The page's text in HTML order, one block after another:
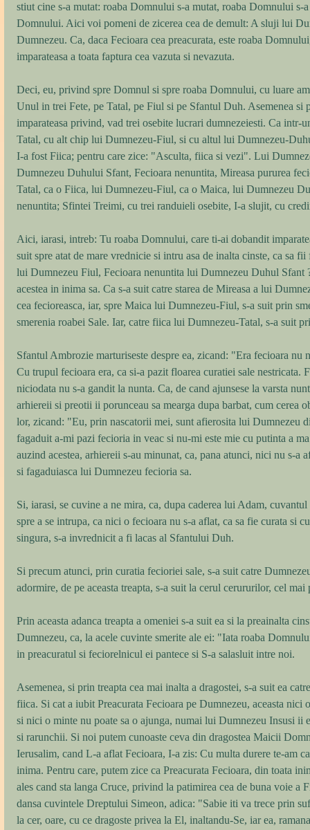
stiut cine s-a mutat: roaba Domnului s-a mutat, roaba Domnului s-
Domnului. Aici voi pomeni de zicerea cea de demult: A sluji lui
Dumnezeu. Ca, daca Fecioara cea preacurata, este roaba
imparateasa a toata faptura cea vazuta si nevazuta.
Deci, eu, privind spre Domnul si spre roaba Domnului, cu luare
Unul in trei Fete, pe Tatal, pe Fiul si pe Sfantul Duh. Asemenea si
imparateasa privind, vad trei osebite lucrari dumnezeiesti. Ca intr-
Tatal, cu alt chip lui Dumnezeu-Fiul, si cu altul lui Dumnezeu-
I-a fost Fiica; pentru care zice: "Asculta, fiica si vezi". Lui
Dumnezeu Duhului Sfant, Fecioara nenuntita, Mireasa pururea
Tatal, ca o Fiica, lui Dumnezeu-Fiul, ca o Maica, lui Dumnezeu
nenuntita; Sfintei Treimi, cu trei randuieli osebite, I-a slujit, cu
Aici, iarasi, intreb: Tu roaba Domnului, care ti-ai dobandit
suit spre atat de mare vrednicie si intru asa de inalta cinste, ca sa
lui Dumnezeu Fiul, Fecioara nenuntita lui Dumnezeu Duhul Sfant
acestea in inima sa. Ca s-a suit catre starea de Mireasa a lui
cea fecioreasca, iar, spre Maica lui Dumnezeu-Fiul, s-a suit prin
smerenia roabei Sale. Iar, catre fiica lui Dumnezeu-Tatal, s-a suit
Sfantul Ambrozie marturiseste despre ea, zicand: "Era fecioara
Cu trupul fecioara era, ca si-a pazit floarea curatiei sale nestricata.
niciodata nu s-a gandit la nunta. Ca, de cand ajunsese la varsta
arhiereii si preotii ii porunceau sa mearga dupa barbat, cum cerea
lor, zicand: "Eu, prin nascatorii mei, sunt afierosita lui Dumnezeu
fagaduit a-mi pazi fecioria in veac si nu-mi este mie cu putinta a
auzind acestea, arhiereii s-au minunat, ca, pana atunci, nici nu s-a
si fagaduiasca lui Dumnezeu fecioria sa.
Si, iarasi, se cuvine a ne mira, ca, dupa caderea lui Adam,
spre a se intrupa, ca nici o fecioara nu s-a aflat, ca sa fie curata si
singura, s-a invrednicit a fi lacas al Sfantului Duh.
Si precum atunci, prin curatia fecioriei sale, s-a suit catre
adormire, de pe aceasta treapta, s-a suit la cerul cerururilor, cel
Prin aceasta adanca treapta a omeniei s-a suit ea si la preainalta
Dumnezeu, ca, la acele cuvinte smerite ale ei: "Iata roaba
in preacuratul si feciorelnicul ei pantece si S-a salasluit intre noi.
Asemenea, si prin treapta cea mai inalta a dragostei, s-a suit ea
fiica. Si cat a iubit Preacurata Fecioara pe Dumnezeu, aceasta nici
si nici o minte nu poate sa o ajunga, numai lui Dumnezeu Insusi ii
si rarunchii. Si noi putem cunoaste ceva din dragostea Maicii
Ierusalim, cand L-a aflat Fecioara, I-a zis: Cu multa durere te-am
inima. Pentru care, putem zice ca Preacurata Fecioara, din toata
ales cand sta langa Cruce, privind la patimirea cea de buna voie a
dansa cuvintele Dreptului Simeon, adica: "Sabie iti va trece prin
la cer, oare, cu ce dragoste privea la El, inaltandu-Se, iar ea,